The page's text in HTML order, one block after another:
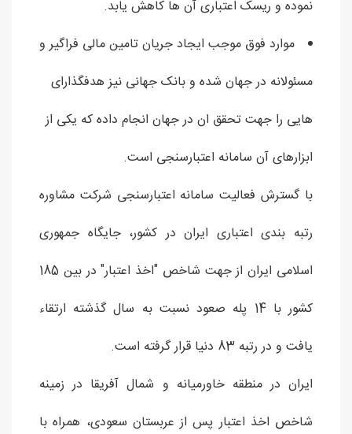
نموده و ریسک اعتباری آن ها کاهش یابد.
موارد فوق موجب ایجاد جریان تامین مالی فراگیر و
مسئولانه در جهان شده و بانک جهانی نیز هدفگذارای
هایی را جهت تحقق ان در جهان انجام داده که یکی از
ابزارهای آن سامانه اعتبارسنجی است.
با گسترش فعالیت سامانه اعتبارسنجی شرکت مشاوره
رتبه بندی اعتباری ایران در کشور، جایگاه جمهوری
اسلامی ایران از جهت شاخص "اخذ اعتبار" در بین 185
کشور با 14 پله صعود نسبت به سال گذشته ارتقاء
یافت و در رتبه 83 دنیا قرار گرفته است.
ایران در منطقه خاورمیانه و شمال آفریقا در زمینه
شاخص اخذ اعتبار پس از عربستان سعودی، همراه با